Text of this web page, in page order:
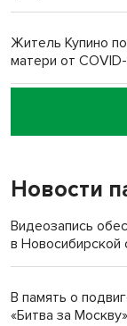
Житель Купино
матери от
Новосибирский
пенсионерки на
«Мы живём на
терроризируют
Инвалид
Новости
Видеозапись
в Новосибирской
В память о
«Битва за Москву»